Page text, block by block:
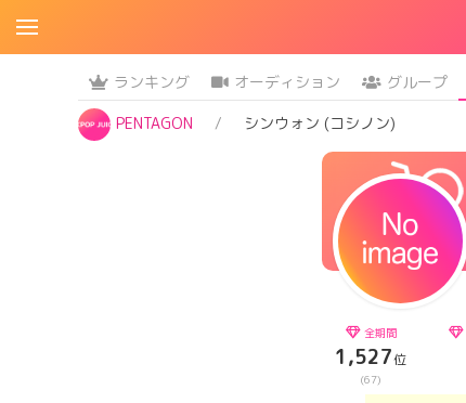
ランキング オーディション グループ
PENTAGON
シンウォン (コシノン)
全期間
1,527位
(67)